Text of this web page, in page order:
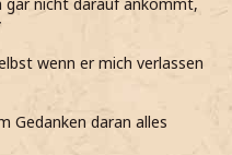
gar nicht darauf ankommt,
wenn er mich verlassen
Gedanken daran alles